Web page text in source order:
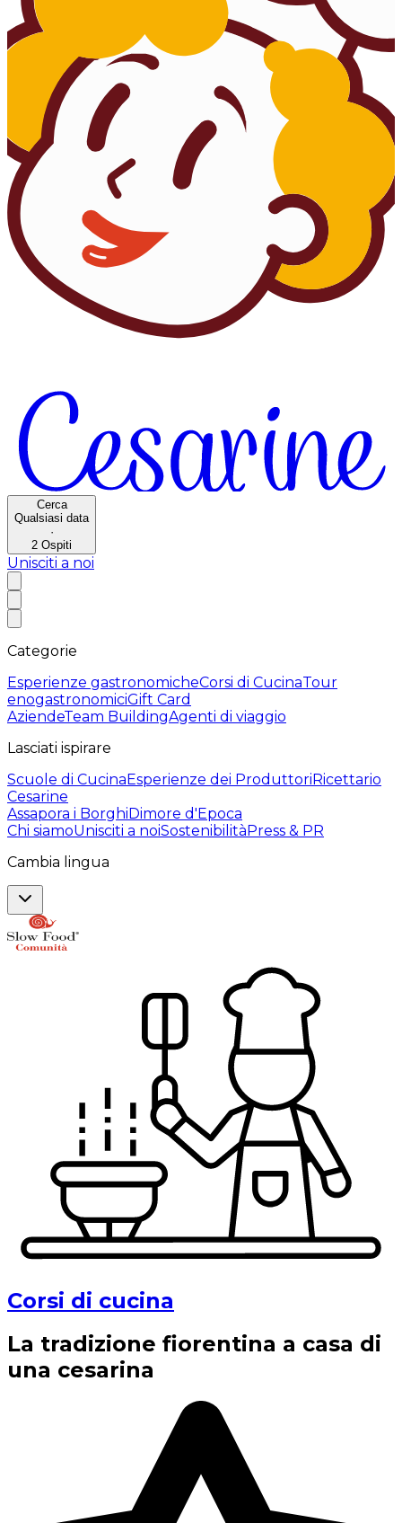
Cerca
Qualsiasi data
·
2 Ospiti
Unisciti a noi
Categorie
Esperienze gastronomicheCorsi di CucinaTour
enogastronomiciGift Card
AziendeTeam BuildingAgenti di viaggio
Lasciati ispirare
Scuole di CucinaEsperienze dei ProduttoriRicettario
Cesarine
Assapora i BorghiDimore d'Epoca
Chi siamoUnisciti a noiSostenibilitàPress & PR
Cambia lingua
Corsi di cucina
La tradizione fiorentina a casa di
una cesarina